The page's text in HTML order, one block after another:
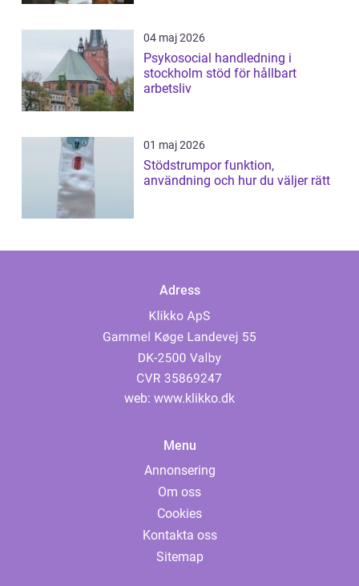
04 maj 2026
Psykosocial handledning i
stockholm stöd för hållbart
arbetsliv
01 maj 2026
Stödstrumpor funktion,
användning och hur du väljer rätt
Adress
web: www.klikko.dk
Menu
Annonsering
Om oss
Cookies
Kontakta oss
Sitemap